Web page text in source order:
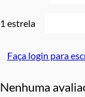
1 estrela
Faça login para
Nenhuma